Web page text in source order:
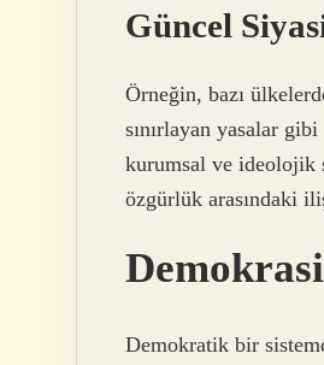
Güncel
Örneğin, bazı
sınırlayan yasalar
kurumsal ve ideolojik
özgürlük arasındaki
Demokratik bir